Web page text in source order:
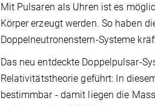
Mit Pulsaren als Uhren ist es
Körper erzeugt werden. So haben
Doppelneutronenstern-Systeme
Das neu entdeckte Doppelpulsar-
Relativitätstheorie geführt: In
bestimmbar - damit liegen die